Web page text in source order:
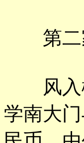
第二
风入松
学南大